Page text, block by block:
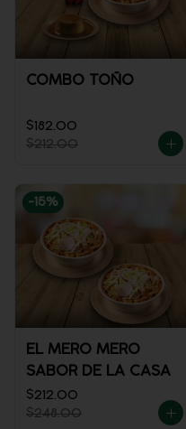
COMBO TOÑO
$182.00
$212.00
-15%
EL MERO MERO
SABOR DE LA CASA
$212.00
$248.00